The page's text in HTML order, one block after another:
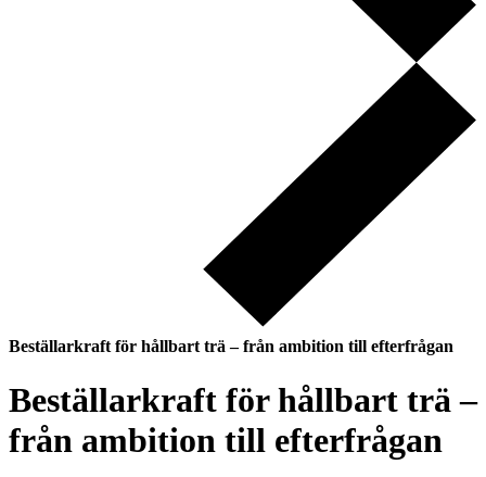
Beställarkraft för hållbart trä – från ambition till efterfrågan
Beställarkraft för hållbart trä –
från ambition till efterfrågan